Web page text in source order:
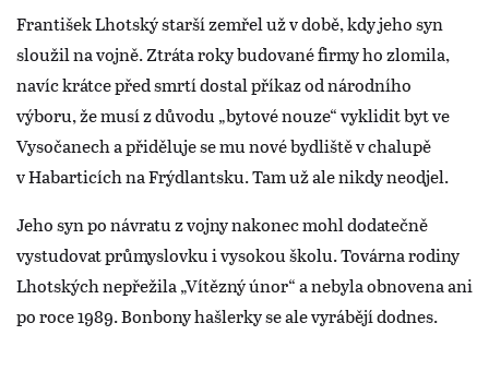
František Lhotský starší zemřel už v době, kdy jeho syn
sloužil na vojně. Ztráta roky budované firmy ho zlomila,
navíc krátce před smrtí dostal příkaz od národního
výboru, že musí z důvodu „bytové nouze“ vyklidit byt ve
Vysočanech a přiděluje se mu nové bydliště v chalupě
v Habarticích na Frýdlantsku. Tam už ale nikdy neodjel.
Jeho syn po návratu z vojny nakonec mohl dodatečně
vystudovat průmyslovku i vysokou školu. Továrna rodiny
Lhotských nepřežila „Vítězný únor“ a nebyla obnovena ani
po roce 1989. Bonbony hašlerky se ale vyrábějí dodnes.